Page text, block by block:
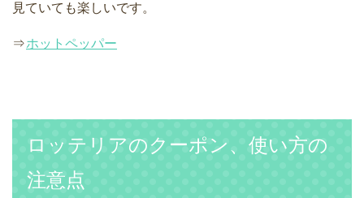
見ていても楽しいです。
⇒ホットペッパー
ロッテリアのクーポン、使い方の
注意点